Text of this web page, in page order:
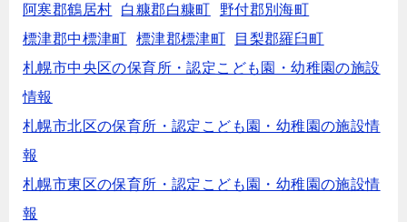
阿寒郡鶴居村
白糠郡白糠町
野付郡別海町
標津郡中標津町
標津郡標津町
目梨郡羅臼町
札幌市中央区の保育所・認定こども園・幼稚園の施設
情報
札幌市北区の保育所・認定こども園・幼稚園の施設情
報
札幌市東区の保育所・認定こども園・幼稚園の施設情
報